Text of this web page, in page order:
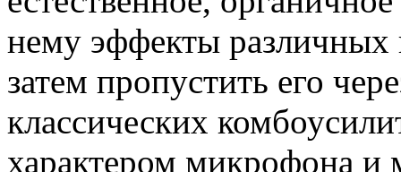
нему эффекты различных
затем пропустить его
классических
характером микрофона и